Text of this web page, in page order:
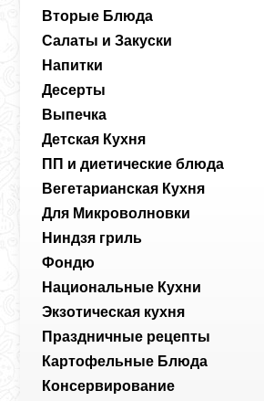
Вторые Блюда
Салаты и Закуски
Напитки
Десерты
Выпечка
Детская Кухня
ПП и диетические блюда
Вегетарианская Кухня
Для Микроволновки
Ниндзя гриль
Фондю
Национальные Кухни
Экзотическая кухня
Праздничные рецепты
Картофельные Блюда
Консервирование